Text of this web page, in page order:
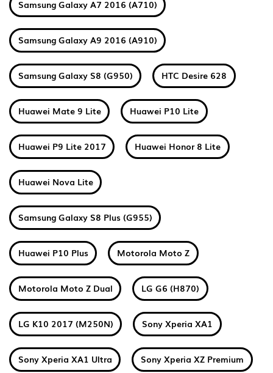
Samsung Galaxy A7 2016 (A710)
Samsung Galaxy A9 2016 (A910)
Samsung Galaxy S8 (G950) HTC Desire 628
Huawei Mate 9 Lite Huawei P10 Lite
Huawei P9 Lite 2017 Huawei Honor 8 Lite
Huawei Nova Lite
Samsung Galaxy S8 Plus (G955)
Huawei P10 Plus Motorola Moto Z
Motorola Moto Z Dual LG G6 (H870)
LG K10 2017 (M250N) Sony Xperia XA1
Sony Xperia XA1 Ultra Sony Xperia XZ Premium